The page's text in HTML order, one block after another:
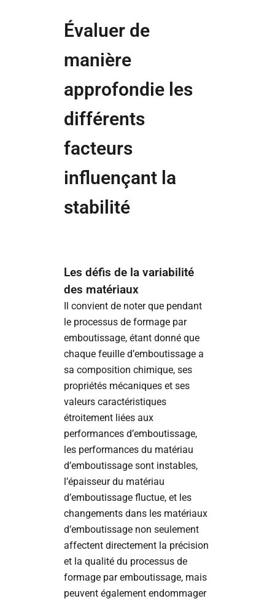
Évaluer de
manière
approfondie les
différents
facteurs
influençant la
stabilité
Les défis de la variabilité
des matériaux
Il convient de noter que pendant
le processus de formage par
emboutissage, étant donné que
chaque feuille d’emboutissage a
sa composition chimique, ses
propriétés mécaniques et ses
valeurs caractéristiques
étroitement liées aux
performances d’emboutissage,
les performances du matériau
d’emboutissage sont instables,
l’épaisseur du matériau
d’emboutissage fluctue, et les
changements dans les matériaux
d’emboutissage non seulement
affectent directement la précision
et la qualité du processus de
formage par emboutissage, mais
peuvent également endommager